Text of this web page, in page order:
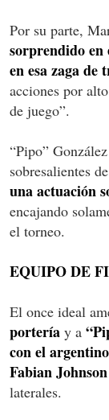
Por su parte,
sorprendido
en esa zaga de
acciones por
de juego”.
“Pipo”
sobresalientes
una actuación
encajando
el torneo.
EQUIPO DE
El once ideal
portería y a
con el
Fabian Johnson
laterales.